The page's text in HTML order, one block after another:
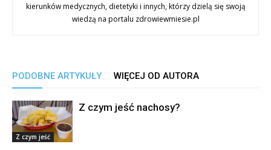
kierunków medycznych, dietetyki i innych, którzy dzielą się swoją
wiedzą na portalu zdrowiewmiesie.pl
PODOBNE ARTYKUŁY WIĘCEJ OD AUTORA
Z czym jeść
Z czym jeść nachosy?